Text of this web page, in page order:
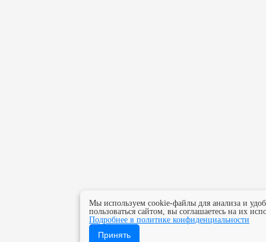
Мы используем cookie-файлы для анализа и
пользоваться сайтом, вы соглашаетесь на их
Подробнее в политике конфиденциальности
Принять